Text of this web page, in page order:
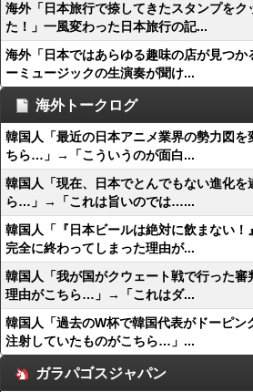
海外「日本旅行で捺してきたスタンプを
た！」一風変わった日本旅行の記...
海外「日本ではあらゆる趣味の店が見つか
ーミュージックの生演奏が聞け...
海外トークログ
韓国人「最近の日本アニメ業界の勢力図を
ちら…」→「こういうのが面白...
韓国人「現在、日本でとんでもない進化を
ら…」→「これは旨いのでは…...
韓国人「『日本ビールは絶対に飲まない
完全に終わってしまった理由が...
韓国人「我が国がクウェート戦で行った審
理由がこちら…」→「これはダ...
韓国人「過去のW杯で韓国代表がドーピン
注射していたものがこちら…」...
ガラパゴスジャパン